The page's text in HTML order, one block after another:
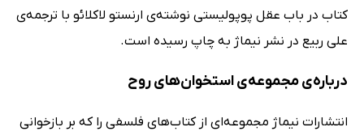
کتاب در باب عقل پوپولیستی نوشته‌ی ارنستو لاکلائو با ترجمه‌ی
علی ربیع در نشر نیماژ به چاپ رسیده است.
درباره‌ی مجموعه‌ی استخوان‌های روح
انتشارات نیماژ مجموعه‌ای از کتاب‌های فلسفی را که بر بازخوانی